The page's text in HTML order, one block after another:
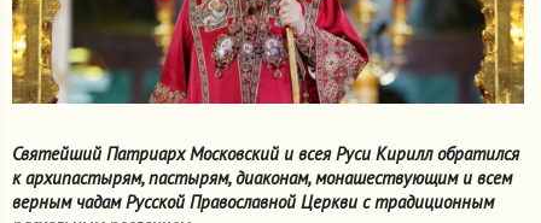
Святейший Патриарх Московский и всея Руси Кирилл обратился
к архипастырям, пастырям, диаконам, монашествующим и всем
верным чадам Русской Православной Церкви с традиционным